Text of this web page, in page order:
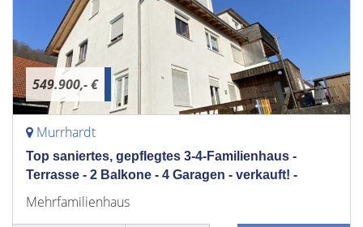
549.900,- €
Murrhardt
Top saniertes, gepflegtes 3-4-Familienhaus -
Terrasse - 2 Balkone - 4 Garagen - verkauft! -
Mehrfamilienhaus